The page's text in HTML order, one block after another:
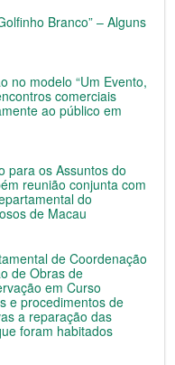
Branco” – Alguns
no modelo “Um Evento,
comerciais
ao público em
para os Assuntos do
reunião conjunta com
do
de Macau
de Coordenação
de Obras de
em Curso
e procedimentos de
a reparação das
foram habitados